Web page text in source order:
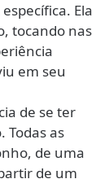
Ela
tocando nas
em seu
de se ter
Todas as
de uma
de um